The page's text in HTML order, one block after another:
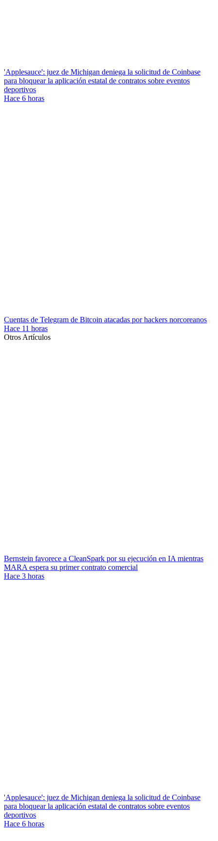
'Applesauce': juez de Michigan deniega la solicitud de Coinbase
para bloquear la aplicación estatal de contratos sobre eventos
deportivos
Hace 6 horas
Cuentas de Telegram de Bitcoin atacadas por hackers norcoreanos
Hace 11 horas
Otros Artículos
Bernstein favorece a CleanSpark por su ejecución en IA mientras
MARA espera su primer contrato comercial
Hace 3 horas
'Applesauce': juez de Michigan deniega la solicitud de Coinbase
para bloquear la aplicación estatal de contratos sobre eventos
deportivos
Hace 6 horas